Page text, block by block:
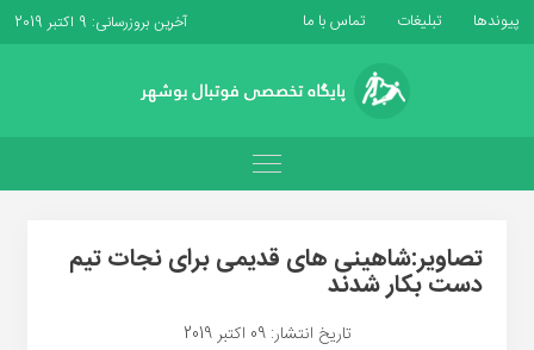
پیوندها تبلیغات تماس با ما آخرین بروزرسانی: 9 اکتبر 2019
تصاویر:شاهینی های قدیمی برای نجات تیم
دست بکار شدند
تاریخ انتشار: 09 اکتبر 2019